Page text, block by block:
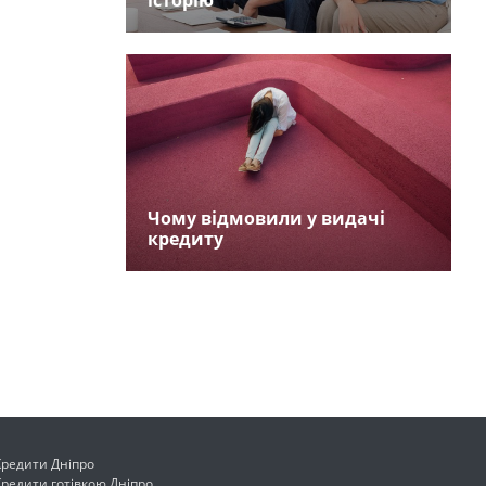
Чому відмовили у видачі
кредиту
Дніпро